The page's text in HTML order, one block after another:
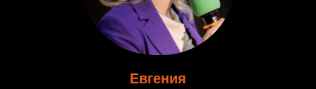
Евгения